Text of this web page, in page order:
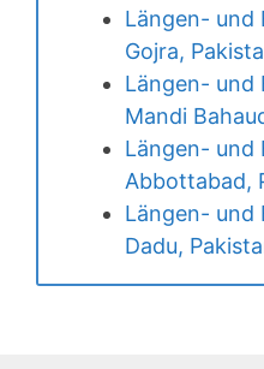
Längen- und
Gojra,
Längen- und
Mandi
Längen- und
Abbottabad,
Längen- und
Dadu,